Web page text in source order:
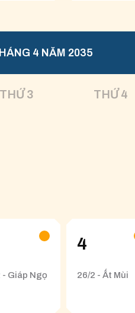
4 NĂM 2035
THỨ 3 THỨ 4
- Giáp Ngọ
4
26/2 - Ất Mùi